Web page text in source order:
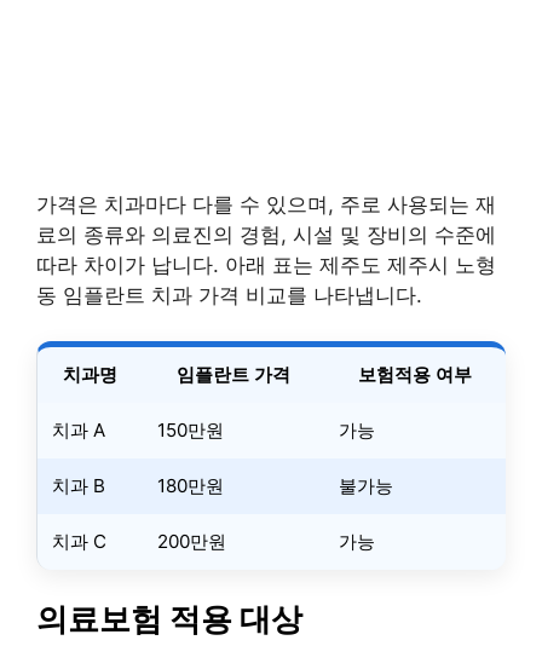
가격은 치과마다 다를 수 있으며, 주로 사용되는 재
료의 종류와 의료진의 경험, 시설 및 장비의 수준에
따라 차이가 납니다. 아래 표는 제주도 제주시 노형
동 임플란트 치과 가격 비교를 나타냅니다.
치과명 임플란트 가격 보험적용 여부
치과 A 150만원 가능
치과 B 180만원 불가능
치과 C 200만원 가능
의료보험 적용 대상